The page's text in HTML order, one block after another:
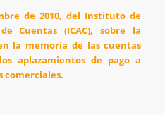
de 2010, del Instituto de
Cuentas (ICAC), sobre la
la memoria de las cuentas
aplazamientos de pago a
comerciales.